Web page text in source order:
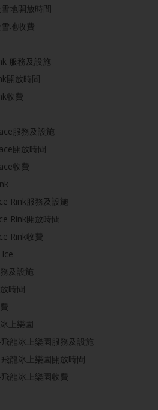
地開放時間
地收費
服務及設施
開放時間
收費
服務及設施
開放時間
收費
Rink服務及設施
Rink開放時間
Rink收費
及設施
時間
上樂園
龍冰上樂園服務及設施
龍冰上樂園開放時間
龍冰上樂園收費